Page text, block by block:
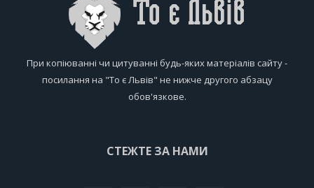
При копіюванні чи цитуванні будь-яких матеріалів сайту -
посилання на "То є Львів" не нижче другого абзацу
обов'язкове.
СТЕЖТЕ ЗА НАМИ